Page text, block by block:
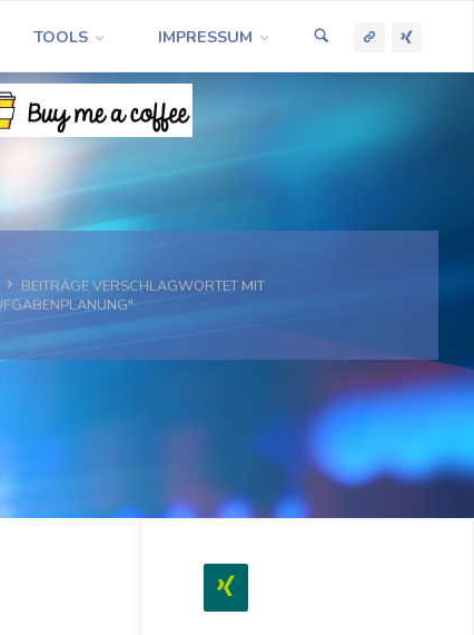
TOOLS IMPRESSUM
START
BEITRÄGE VERSCHLAGWORTET MIT